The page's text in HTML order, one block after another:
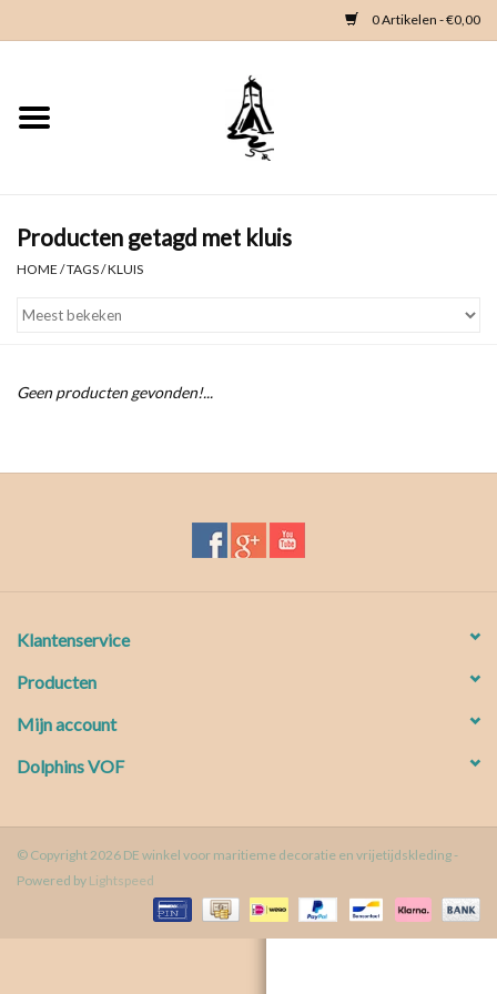
0 Artikelen - €0,00
Home
Kleding
Producten getagd met kluis
HOME /TAGS/KLUIS
Geen producten gevonden!...
Klantenservice
Producten
Mijn account
Dolphins VOF
© Copyright 2026 DE winkel voor maritieme decoratie en vrijetijdskleding -
Powered by Lightspeed